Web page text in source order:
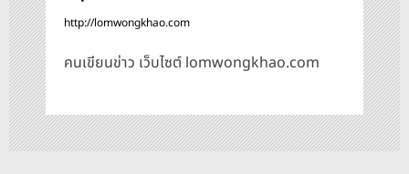
http://lomwongkhao.com
คนเขียนข่าว เว็บไซต์ lomwongkhao.com